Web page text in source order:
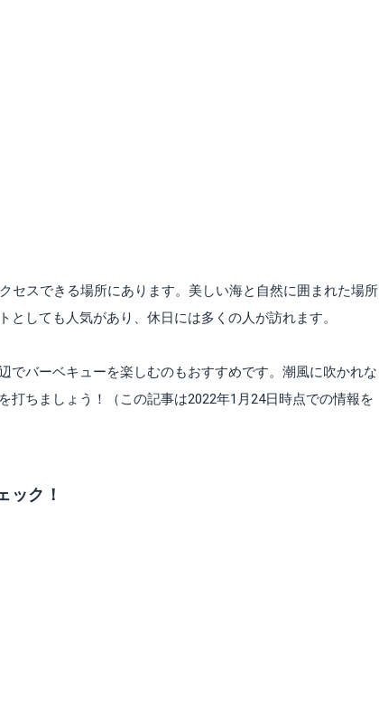
セスできる場所にあります。美しい海と自然に囲まれた場所
しても人気があり、休日には多くの人が訪れます。
でバーベキューを楽しむのもおすすめです。潮風に吹かれな
打ちましょう！（この記事は2022年1月24日時点での情報を
ック！